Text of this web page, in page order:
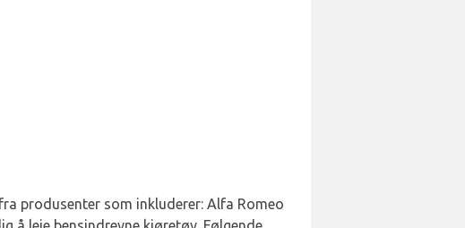
produsenter som inkluderer: Alfa Romeo